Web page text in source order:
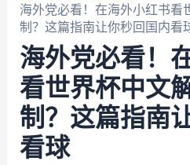
海外党必看！在海外小红书看
制？这篇指南让你秒回国内看
海外党必看！
看世界杯中文
制？这篇指南
看球